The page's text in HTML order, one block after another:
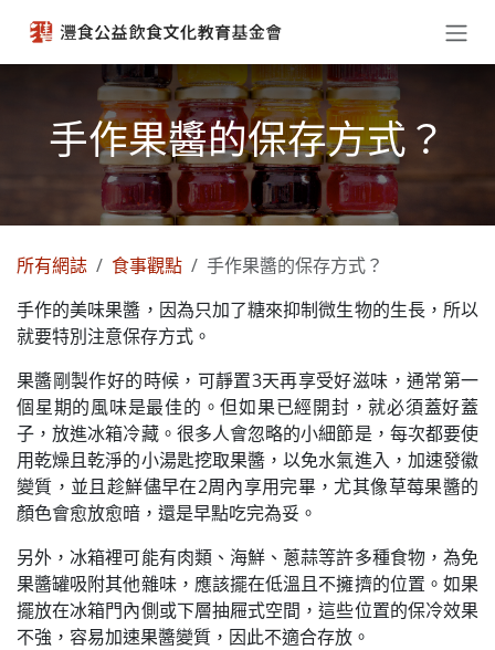
手作果醬的保存方式？
所有網誌 食事觀點
手作果醬的保存方式？
手作的美味果醬，因為只加了糖來抑制微生物的生長，所以
就要特別注意保存方式。
果醬剛製作好的時候，可靜置3天再享受好滋味，通常第一
個星期的風味是最佳的。但如果已經開封，就必須蓋好蓋
子，放進冰箱冷藏。很多人會忽略的小細節是，每次都要使
用乾燥且乾淨的小湯匙挖取果醬，以免水氣進入，加速發徽
變質，並且趁鮮儘早在2周內享用完畢，尤其像草莓果醬的
顏色會愈放愈暗，還是早點吃完為妥。
另外，冰箱裡可能有肉類、海鮮、蔥蒜等許多種食物，為免
果醬罐吸附其他雜味，應該擺在低溫且不擁擠的位置。如果
擺放在冰箱門內側或下層抽屜式空間，這些位置的保冷效果
不強，容易加速果醬變質，因此不適合存放。